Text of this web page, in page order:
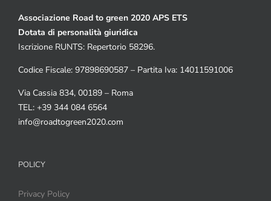
Associazione Road to green 2020 APS ETS
Dotata di personalità giuridica
Iscrizione RUNTS: Repertorio 58296.
Codice Fiscale: 97898690587 – Partita Iva: 14011591006
Via Cassia 834, 00189 – Roma
TEL: +39 344 084 6564
info@roadtogreen2020.com
POLICY
Privacy Policy